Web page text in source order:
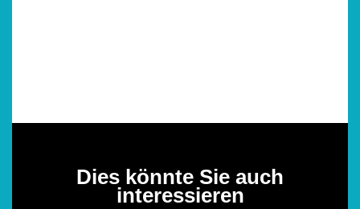
Dies könnte Sie auch
interessieren